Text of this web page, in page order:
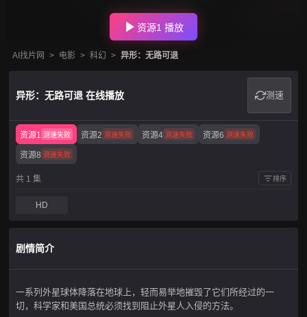
资源1 播放
AI找片网 > 电影 > 科幻 > 异形：无路可退
异形：无路可退 在线播放 测速
资源1 测速失败 资源2 测速失败 资源4 测速失败 资源6 测速失败
资源8 测速失败
共 1 集 排序
HD
剧情简介
一系列外星球体降落在地球上，轻而易举地摧毁了它们所经过的一
切，科学家和美国总统必须找到阻止外星人入侵的方法。